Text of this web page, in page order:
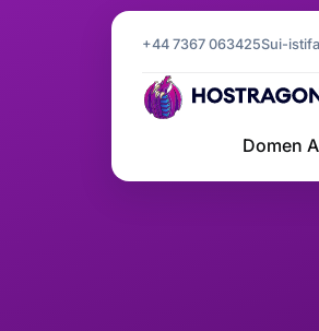
+44 7367 063425Sui-
Domen